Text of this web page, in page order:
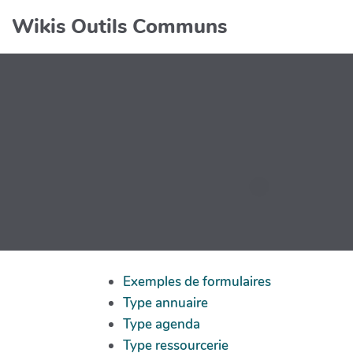
Wikis Outils Communs
Exemples de formulaires
Type annuaire
Type agenda
Type ressourcerie